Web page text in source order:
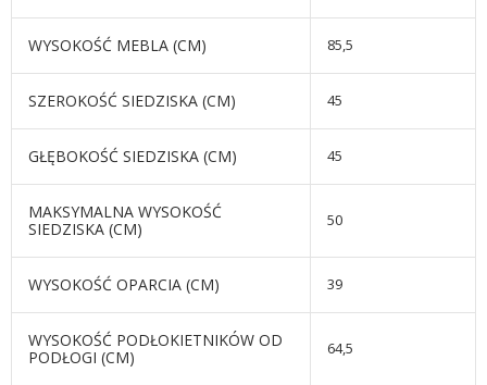
WYSOKOŚĆ MEBLA (CM) 85,5
SZEROKOŚĆ SIEDZISKA (CM) 45
GŁĘBOKOŚĆ SIEDZISKA (CM) 45
MAKSYMALNA WYSOKOŚĆ
SIEDZISKA (CM)
50
WYSOKOŚĆ OPARCIA (CM) 39
WYSOKOŚĆ PODŁOKIETNIKÓW OD
PODŁOGI (CM)
64,5